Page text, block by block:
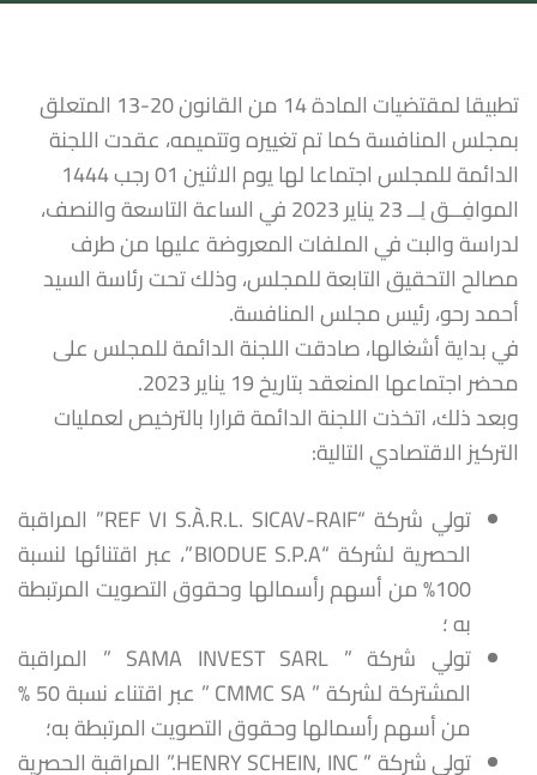
تطبيقا لمقتضيات المادة 14 من القانون 20-13 المتعلق
بمجلس المنافسة كما تم تغييره وتتميمه، عقدت اللجنة
الدائمة للمجلس اجتماعا لها يوم الاثنين 01 رجب 1444
الموافِــق لِــ 23 يناير 2023 في الساعة التاسعة والنصف،
لدراسة والبت في الملفات المعروضة عليها من طرف
مصالح التحقيق التابعة للمجلس، وذلك تحت رئاسة السيد
أحمد رحو، رئيس مجلس المنافسة.
في بداية أشغالها، صادقت اللجنة الدائمة للمجلس على
محضر اجتماعها المنعقد بتاريخ 19 يناير 2023.
وبعد ذلك، اتخذت اللجنة الدائمة قرارا بالترخيص لعمليات
التركيز الاقتصادي التالية:
تولي شركة “REF VI S.À.R.L. SICAV-RAIF” المراقبة
الحصرية لشركة “BIODUE S.P.A”، عبر اقتنائها لنسبة
100% من أسهم رأسمالها وحقوق التصويت المرتبطة
به ؛
تولي شركة ” SAMA INVEST SARL ” المراقبة
المشتركة لشركة ” CMMC SA ” عبر اقتناء نسبة 50 %
من أسهم رأسمالها وحقوق التصويت المرتبطة به؛
تولي شركة ” HENRY SCHEIN, INC.” المراقبة الحصرية